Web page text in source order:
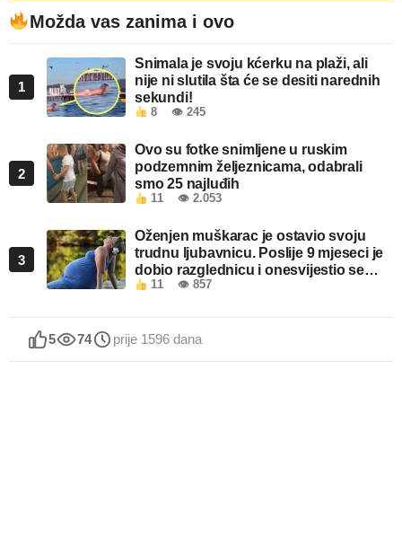
Možda vas zanima i ovo
1
Snimala je svoju kćerku na plaži, ali
nije ni slutila šta će se desiti narednih
sekundi!
8 👁 245
2
Ovo su fotke snimljene u ruskim
podzemnim željeznicama, odabrali
smo 25 najluđih
11 👁 2.053
3
Oženjen muškarac je ostavio svoju
trudnu ljubavnicu. Poslije 9 mjeseci je
dobio razglednicu i onesvijestio se
kada je pročitao šta piše!
11 👁 857
5 74 prije 1596 dana